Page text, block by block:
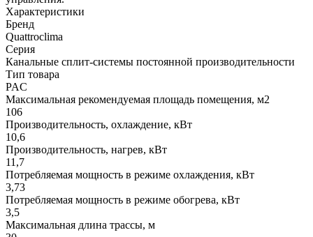
Характеристики
Бренд
Quattroclima
Серия
Канальные сплит-системы постоянной производительности
Тип товара
PAC
Максимальная рекомендуемая площадь помещения, м2
106
Производительность, охлаждение, кВт
10,6
Производительность, нагрев, кВт
11,7
Потребляемая мощность в режиме охлаждения, кВт
3,73
Потребляемая мощность в режиме обогрева, кВт
3,5
Максимальная длина трассы, м